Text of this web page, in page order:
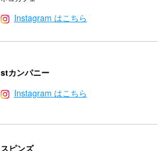
Instagram はこちら
stカンパニー
Instagram はこちら
スピンズ